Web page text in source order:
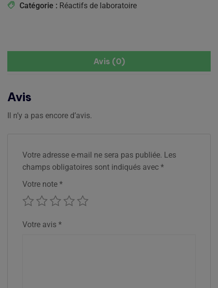
Catégorie : Réactifs de laboratoire
Avis (0)
Avis
Il n’y a pas encore d’avis.
Votre adresse e-mail ne sera pas publiée. Les
champs obligatoires sont indiqués avec *
Votre note *
Votre avis *